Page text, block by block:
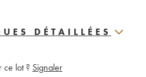
DÉTAILLÉES
ce lot ? Signaler